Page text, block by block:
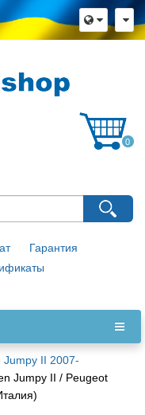
0
Гарантия
Jumpy II 2007-
Jumpy II / Peugeot